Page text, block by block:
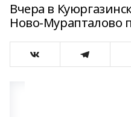
Вчера в
Ново-Мурaптaлово